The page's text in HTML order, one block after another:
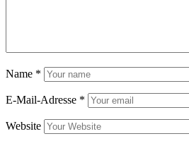
Name *
E-Mail-Adresse *
Website